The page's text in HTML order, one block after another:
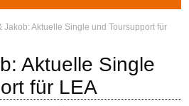
Jakob: Aktuelle Single und Toursupport für
Aktuelle Single
für LEA